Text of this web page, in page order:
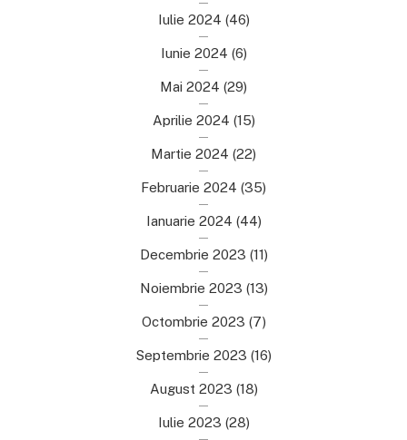
Iulie 2024 (46)
Iunie 2024 (6)
Mai 2024 (29)
Aprilie 2024 (15)
Martie 2024 (22)
Februarie 2024 (35)
Ianuarie 2024 (44)
Decembrie 2023 (11)
Noiembrie 2023 (13)
Octombrie 2023 (7)
Septembrie 2023 (16)
August 2023 (18)
Iulie 2023 (28)